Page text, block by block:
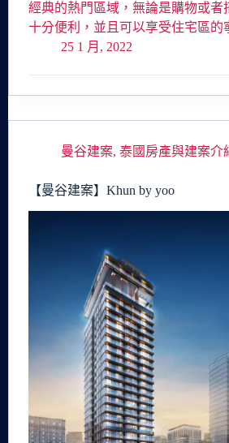
經典的熱門區域，無論是購物或者
十分便利，並且可以享受住宅區
25 1 月, 2022
曼谷建案, 泰國房產與建案介
【曼谷建案】Khun by yoo